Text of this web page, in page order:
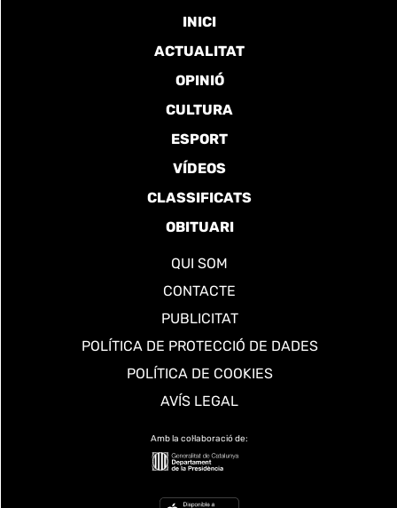
INICI
ACTUALITAT
OPINIÓ
CULTURA
ESPORT
VÍDEOS
CLASSIFICATS
OBITUARI
QUI SOM
CONTACTE
PUBLICITAT
POLÍTICA DE PROTECCIÓ DE DADES
POLÍTICA DE COOKIES
AVÍS LEGAL
Amb la col·laboració de: